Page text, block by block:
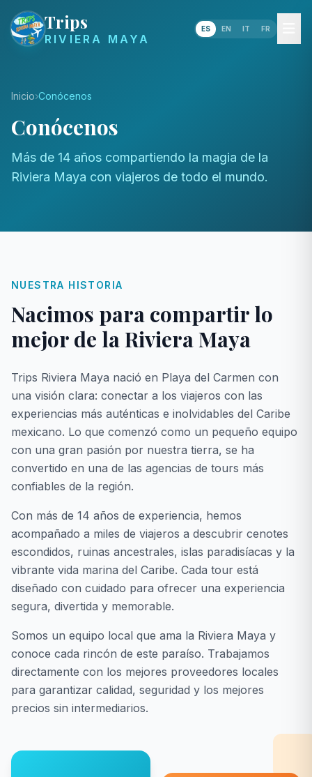
Trips
RIVIERA MAYA
ES EN IT FR
Inicio Conócenos
Conócenos
Más de 14 años compartiendo la magia de la
Riviera Maya con viajeros de todo el mundo.
NUESTRA HISTORIA
Nacimos para compartir lo
mejor de la Riviera Maya
Trips Riviera Maya nació en Playa del Carmen con
una visión clara: conectar a los viajeros con las
experiencias más auténticas e inolvidables del Caribe
mexicano. Lo que comenzó como un pequeño equipo
con una gran pasión por nuestra tierra, se ha
convertido en una de las agencias de tours más
confiables de la región.
Con más de 14 años de experiencia, hemos
acompañado a miles de viajeros a descubrir cenotes
escondidos, ruinas ancestrales, islas paradisíacas y la
vibrante vida marina del Caribe. Cada tour está
diseñado con cuidado para ofrecer una experiencia
segura, divertida y memorable.
Somos un equipo local que ama la Riviera Maya y
conoce cada rincón de este paraíso. Trabajamos
directamente con los mejores proveedores locales
para garantizar calidad, seguridad y los mejores
precios sin intermediarios.